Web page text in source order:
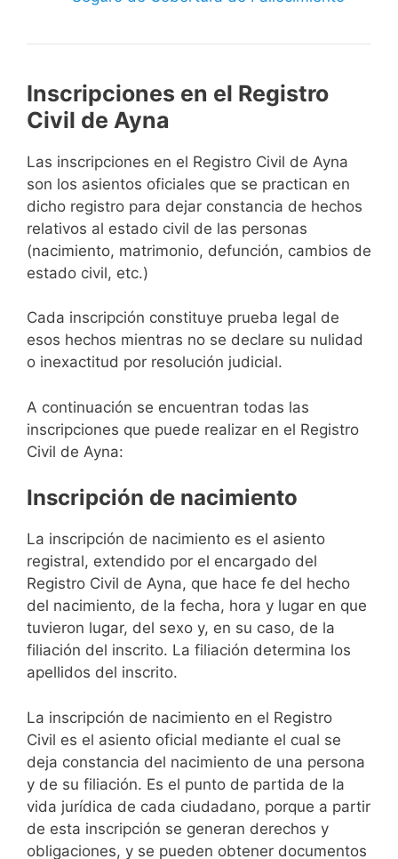
Inscripciones en el Registro
Civil de Ayna
Las inscripciones en el Registro Civil de Ayna
son los asientos oficiales que se practican en
dicho registro para dejar constancia de hechos
relativos al estado civil de las personas
(nacimiento, matrimonio, defunción, cambios de
estado civil, etc.)
Cada inscripción constituye prueba legal de
esos hechos mientras no se declare su nulidad
o inexactitud por resolución judicial.
A continuación se encuentran todas las
inscripciones que puede realizar en el Registro
Civil de Ayna:
Inscripción de nacimiento
La inscripción de nacimiento es el asiento
registral, extendido por el encargado del
Registro Civil de Ayna, que hace fe del hecho
del nacimiento, de la fecha, hora y lugar en que
tuvieron lugar, del sexo y, en su caso, de la
filiación del inscrito. La filiación determina los
apellidos del inscrito.
La inscripción de nacimiento en el Registro
Civil es el asiento oficial mediante el cual se
deja constancia del nacimiento de una persona
y de su filiación. Es el punto de partida de la
vida jurídica de cada ciudadano, porque a partir
de esta inscripción se generan derechos y
obligaciones, y se pueden obtener documentos